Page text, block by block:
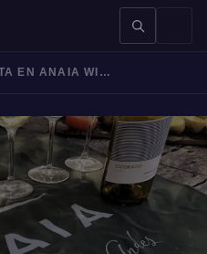
BUSCAR →
DE VISITA EN ANAIA WINES